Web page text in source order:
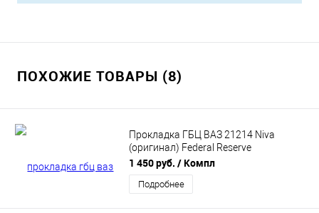
ПОХОЖИЕ ТОВАРЫ (8)
Прокладка ГБЦ ВАЗ 21214 Niva
(оригинал) Federal Reserve
(21214100302002)
1 450 руб. / Компл
Подробнее